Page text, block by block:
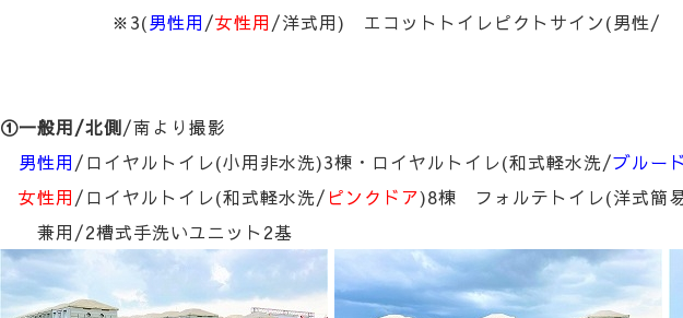
※3(男性用 /女性用 /洋式用) エコットトイレピクトサイン(男性/
①一般用/北側/南より撮影
男性用 /ロイヤルトイレ(小用非水洗)3棟・ロイヤルトイレ(和式軽水洗/ブルー
女性用 /ロイヤルトイレ(和式軽水洗/ ピンクドア)8棟 フォルテトイレ(洋式簡
兼用/2槽式手洗いユニット2基